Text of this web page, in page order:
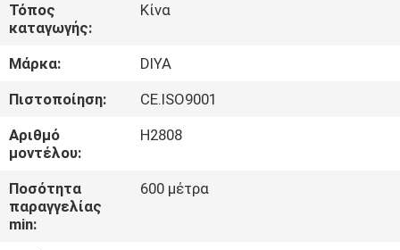
ΓΎΡΟΣ
ΕΡΓΟΣΤΑΣΊΩΝ
ΠΟΙΟΤΙΚΌΣ
ΈΛΕΓΧΟΣ
ΜΑΣ
Τόπος
καταγωγής:
Κίνα
Μάρκα:
DIYA
Πιστοποίηση:
CE.ISO9001
Αριθμό
μοντέλου:
H2808
Ποσότητα
παραγγελίας
min:
600 μέτρα